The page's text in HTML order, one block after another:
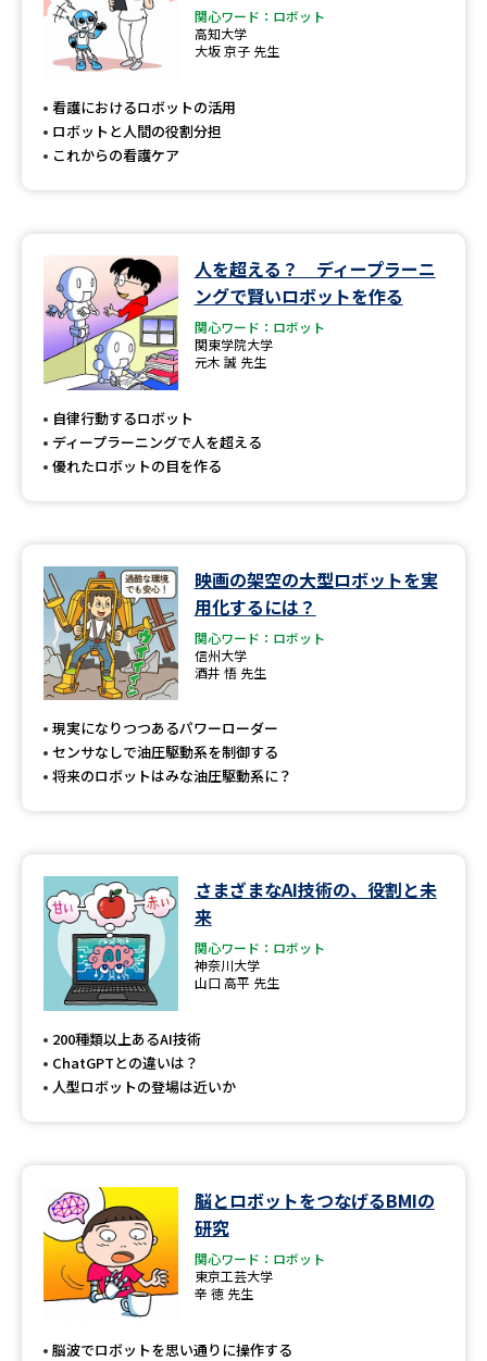
関心ワード：ロボット
高知大学
大坂 京子 先生
看護におけるロボットの活用
ロボットと人間の役割分担
これからの看護ケア
人を超える？ ディープラーニ
ングで賢いロボットを作る
関心ワード：ロボット
関東学院大学
元木 誠 先生
自律行動するロボット
ディープラーニングで人を超える
優れたロボットの目を作る
映画の架空の大型ロボットを実
用化するには？
関心ワード：ロボット
信州大学
酒井 悟 先生
現実になりつつあるパワーローダー
センサなしで油圧駆動系を制御する
将来のロボットはみな油圧駆動系に？
さまざまなAI技術の、役割と未
来
関心ワード：ロボット
神奈川大学
山口 高平 先生
200種類以上あるAI技術
ChatGPTとの違いは？
人型ロボットの登場は近いか
脳とロボットをつなげるBMIの
研究
関心ワード：ロボット
東京工芸大学
辛 徳 先生
脳波でロボットを思い通りに操作する